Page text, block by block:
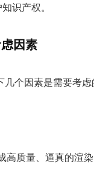
识产权。
因素
个因素是需要考虑
高质量、逼真的渲